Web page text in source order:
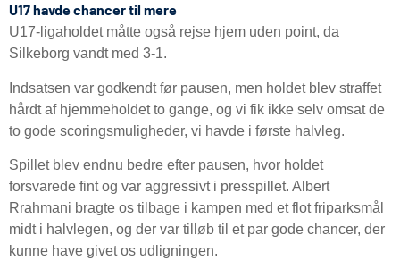
U17 havde chancer til mere
U17-ligaholdet måtte også rejse hjem uden point, da
Silkeborg vandt med 3-1.
Indsatsen var godkendt før pausen, men holdet blev straffet
hårdt af hjemmeholdet to gange, og vi fik ikke selv omsat de
to gode scoringsmuligheder, vi havde i første halvleg.
Spillet blev endnu bedre efter pausen, hvor holdet
forsvarede fint og var aggressivt i presspillet. Albert
Rrahmani bragte os tilbage i kampen med et flot friparksmål
midt i halvlegen, og der var tilløb til et par gode chancer, der
kunne have givet os udligningen.